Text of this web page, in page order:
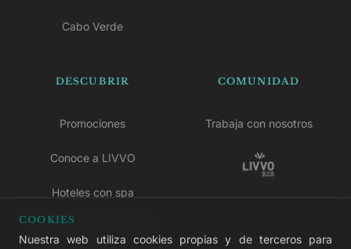
Cabo Verde
DESCUBRIR
Promociones
Conoce a LIVVO
Hoteles con spa
Hoteles sostenibles
COMUNIDAD
Trabaja con nosotros
COOKIES
Nuestra web utiliza cookies propias y de terceros para